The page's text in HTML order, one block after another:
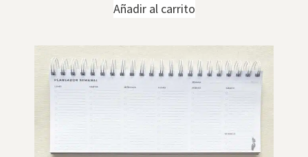
Añadir al carrito